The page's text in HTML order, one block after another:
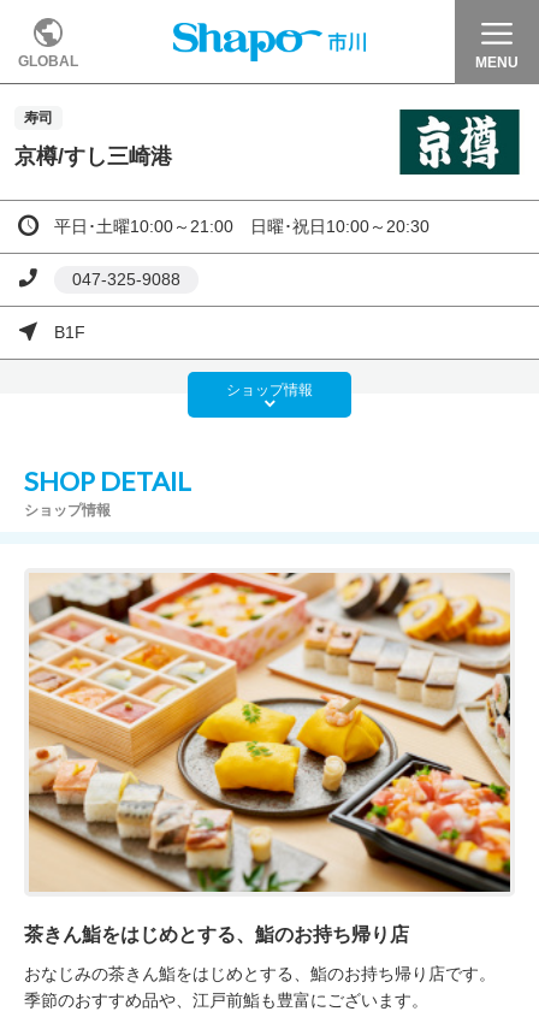
GLOBAL MENU
寿司
京樽/すし三崎港
平日･土曜10:00～21:00 日曜･祝日10:00～20:30
047-325-9088
B1F
ショップ情報
SHOP DETAIL
ショップ情報
茶きん鮨をはじめとする、鮨のお持ち帰り店
おなじみの茶きん鮨をはじめとする、鮨のお持ち帰り店です。
季節のおすすめ品や、江戸前鮨も豊富にございます。